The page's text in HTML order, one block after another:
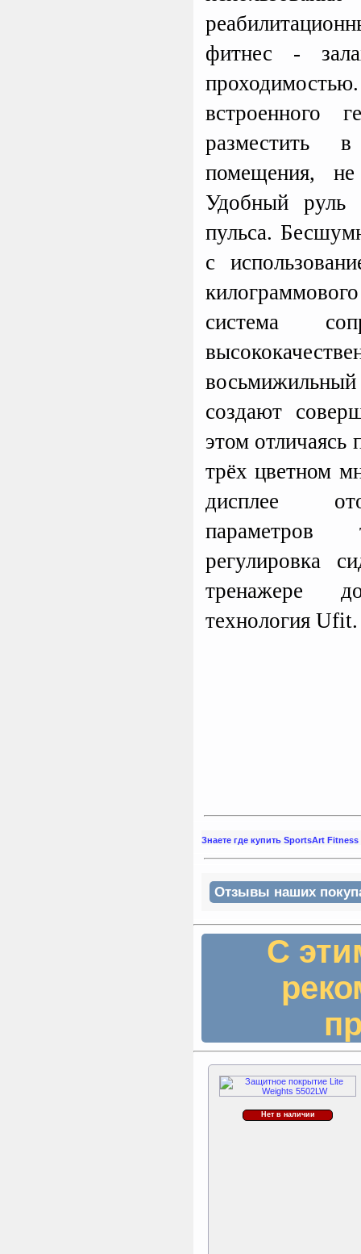
фитнес -
встроенного
разместить
помещения,
Удобный руль
пульса.
с
система
создают
этом
трёх цветном
дисплее
параметров
регулировка
тренажере
технология Ufit.
Знаете где купить SportsArt
Отзывы наших
С
Нет в наличии